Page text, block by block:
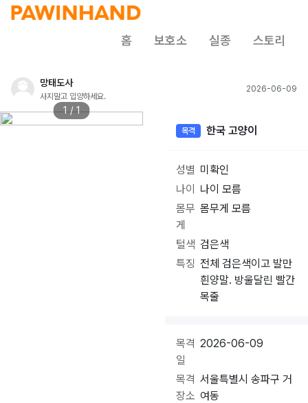
홈 보호소 실종 스토리
망태도사
사지말고 입양하세요.
2026-06-09
1 / 1
목격 한국 고양이
성별 미확인
나이
나이 모름
몸무
게
몸무게 모름
털색 검은색
특징 전체 검은색이고 발만
흰양말. 방울달린 빨간
목줄
목격
일
2026-06-09
목격
장소
서울특별시 송파구 거
여동